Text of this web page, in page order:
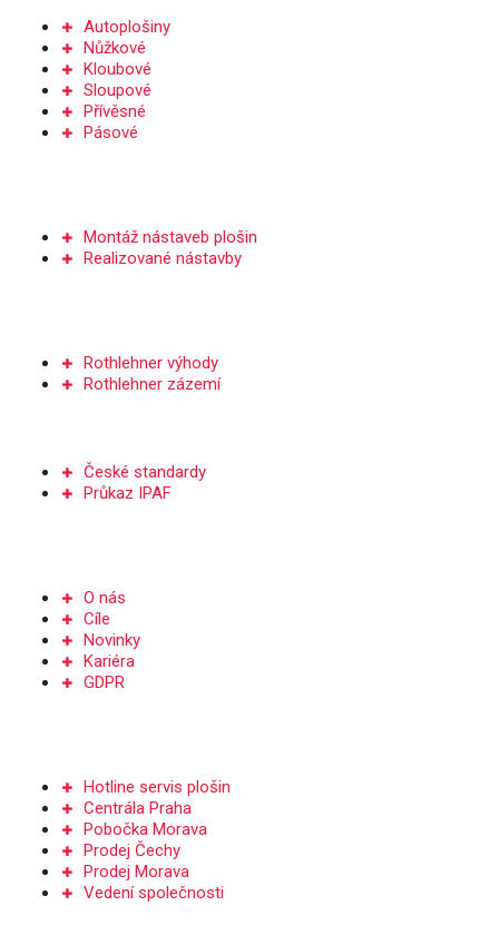
Autoplošiny
Nůžkové
Kloubové
Sloupové
Přívěsné
Pásové
Montáž nástaveb plošin
Realizované nástavby
Rothlehner výhody
Rothlehner zázemí
České standardy
Průkaz IPAF
O nás
Cíle
Novinky
Kariéra
GDPR
Hotline servis plošin
Centrála Praha
Pobočka Morava
Prodej Čechy
Prodej Morava
Vedení společnosti